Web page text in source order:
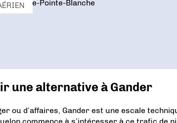
une alternative à Gander
ou d’affaires, Gander est une escale